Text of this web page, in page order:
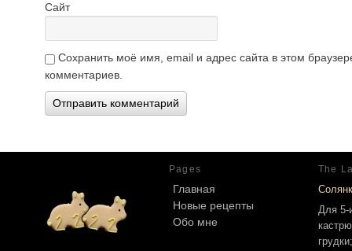
Сайт
Сохранить моё имя, email и адрес сайта в этом
комментариев.
Pages
Главная
Новые рецепты
Обо мне
The
Для 5-